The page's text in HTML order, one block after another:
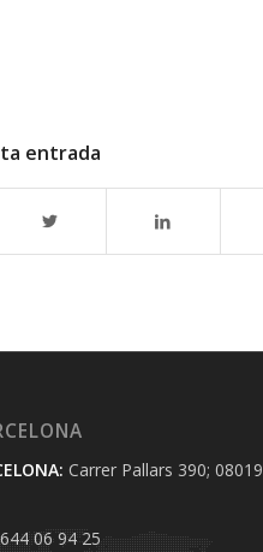
entrada
Carrer Pallars 390; 08019
06 94 25‬